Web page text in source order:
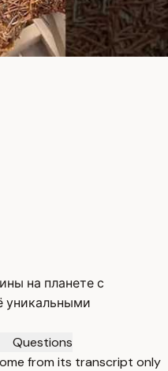
на планете с
уникальными
Questions
from its transcript only